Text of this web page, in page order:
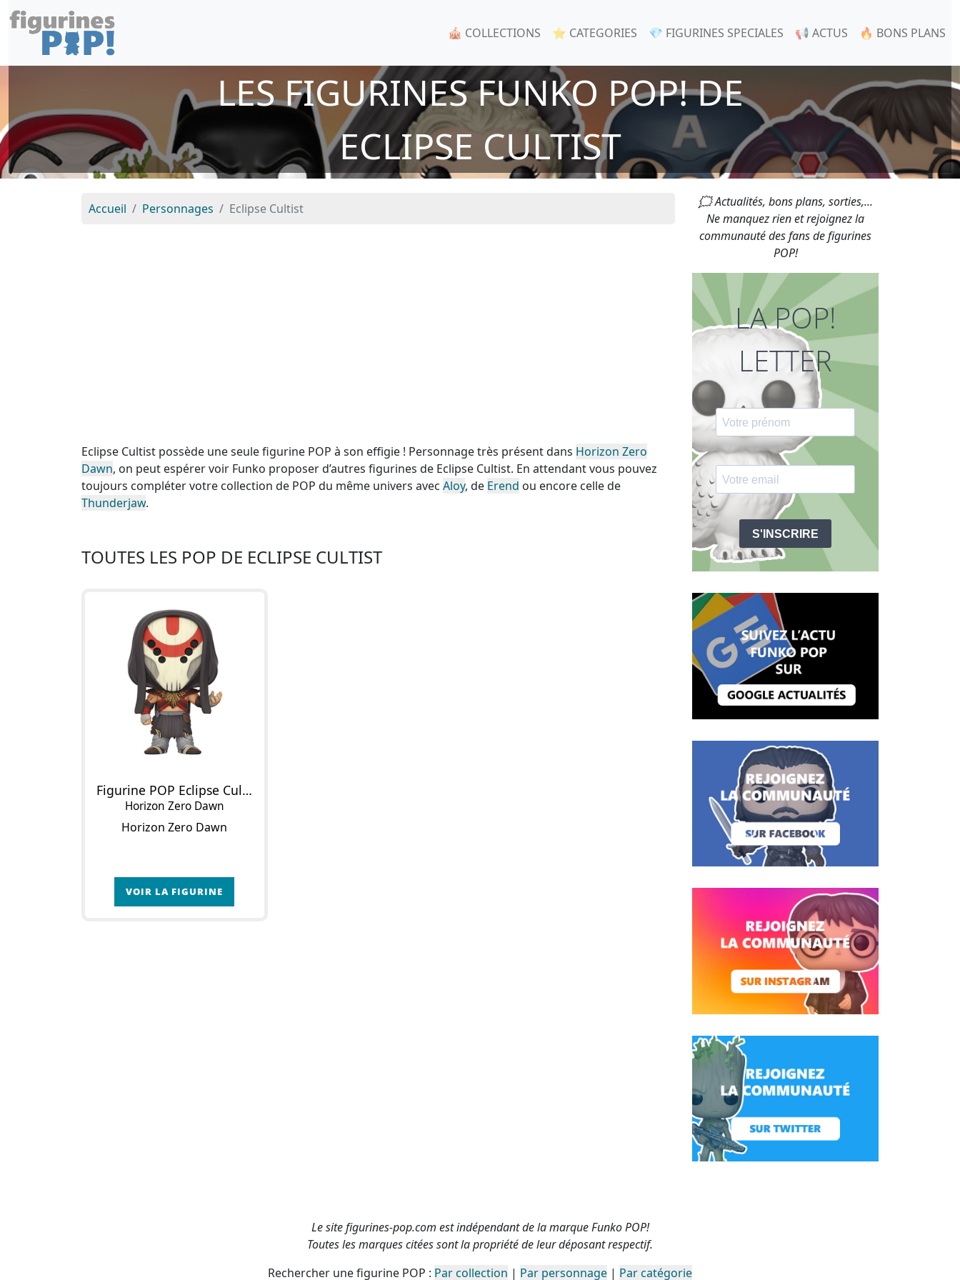
🎪 COLLECTIONS ⭐ CATEGORIES 💎 FIGURINES SPECIALES 📢 ACTUS 🔥 BONS PLANS
LES FIGURINES FUNKO POP! DE
ECLIPSE CULTIST
Accueil Personnages Eclipse Cultist
Eclipse Cultist possède une seule figurine POP à son effigie ! Personnage très présent dans Horizon Zero
Dawn, on peut espérer voir Funko proposer d’autres figurines de Eclipse Cultist. En attendant vous pouvez
toujours compléter votre collection de POP du même univers avec Aloy, de Erend ou encore celle de
Thunderjaw.
TOUTES LES POP DE ECLIPSE CULTIST
Figurine POP Eclipse Cultist
Horizon Zero Dawn
Horizon Zero Dawn
VOIR LA FIGURINE
🗯 Actualités, bons plans, sorties,...
Ne manquez rien et rejoignez la
communauté des fans de figurines
POP!
LA POP!
LETTER
S'INSCRIRE
Le site figurines-pop.com est indépendant de la marque Funko POP!
Toutes les marques citées sont la propriété de leur déposant respectif.
Rechercher une figurine POP : Par collection | Par personnage | Par catégorie